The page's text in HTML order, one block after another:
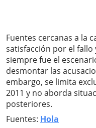
Fuentes cercanas a la
satisfacción por el
siempre fue el
desmontar las
embargo, se limita
2011 y no aborda
posteriores.
Fuentes: Hola